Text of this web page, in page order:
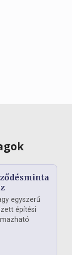
egyszerű
építési